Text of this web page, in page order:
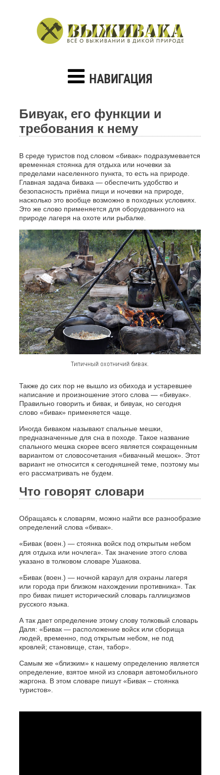
НАВИГАЦИЯ
Бивуак, его функции и
требования к нему
В среде туристов под словом «бивак» подразумевается
временная стоянка для отдыха или ночевки за
пределами населенного пункта, то есть на природе.
Главная задача бивака — обеспечить удобство и
безопасность приёма пищи и ночевки на природе,
насколько это вообще возможно в походных условиях.
Это же слово применяется для оборудованного на
природе лагеря на охоте или рыбалке.
Типичный охотничий бивак.
Также до сих пор не вышло из обихода и устаревшее
написание и произношение этого слова — «бивуак».
Правильно говорить и бивак, и бивуак, но сегодня
слово «бивак» применяется чаще.
Иногда биваком называют спальные мешки,
предназначенные для сна в походе. Такое название
спального мешка скорее всего является сокращенным
вариантом от словосочетания «бивачный мешок». Этот
вариант не относится к сегодняшней теме, поэтому мы
его рассматривать не будем.
Что говорят словари
Обращаясь к словарям, можно найти все разнообразие
определений слова «бивак».
«Бивак (воен.) — стоянка войск под открытым небом
для отдыха или ночлега». Так значение этого слова
указано в толковом словаре Ушакова.
«Бивак (воен.) — ночной караул для охраны лагеря
или города при близком нахождении противника». Так
про бивак пишет исторический словарь галлицизмов
русского языка.
А так дает определение этому слову толковый словарь
Даля: «Бивак — расположение войск или сборища
людей, временно, под открытым небом, не под
кровлей; становище, стан, табор».
Самым же «близким» к нашему определению является
определение, взятое мной из словаря автомобильного
жаргона. В этом словаре пишут «Бивак – стоянка
туристов».